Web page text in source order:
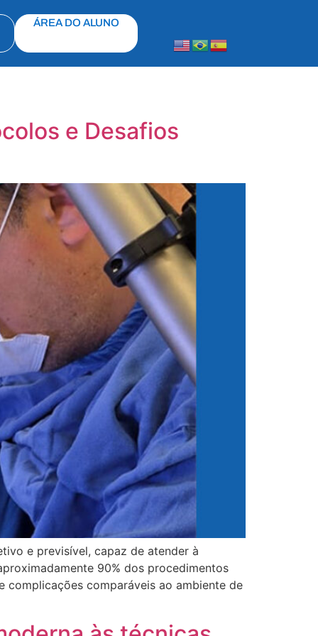
ÁREA DO ALUNO
e Desafios
e previsível, capaz de atender à
90% dos procedimentos
complicações comparáveis ao ambiente de